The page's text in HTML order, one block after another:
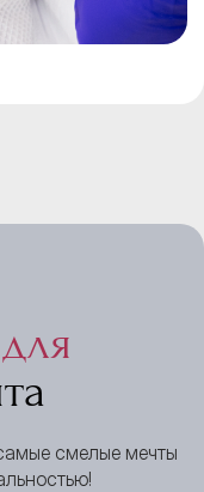
для
смелые мечты